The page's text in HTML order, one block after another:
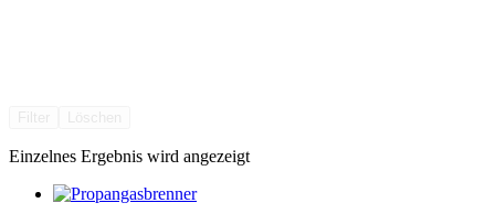
Einzelnes Ergebnis wird angezeigt